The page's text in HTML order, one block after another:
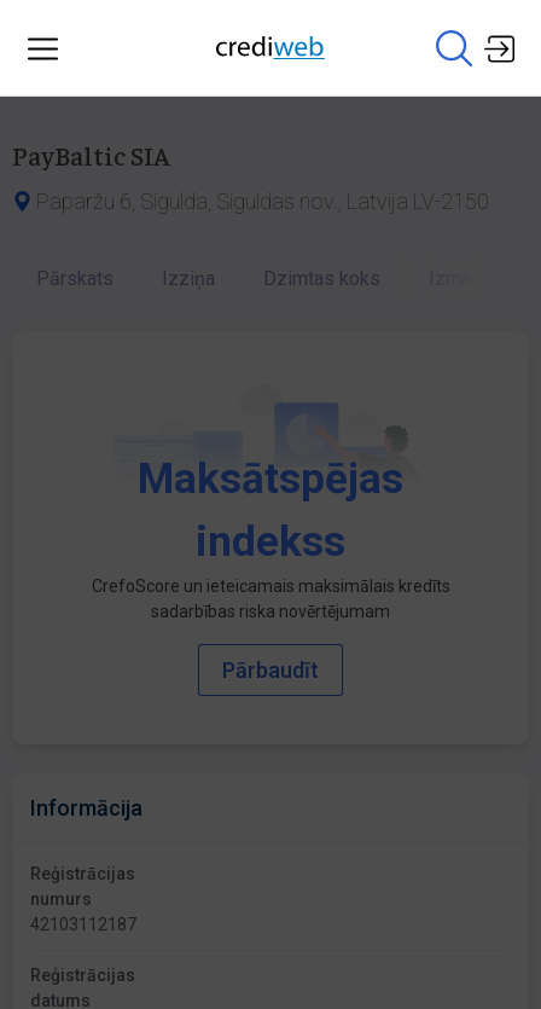
PayBaltic SIA
Paparžu 6, Sigulda, Siguldas nov., Latvija LV-2150
Pārskats Izziņa Dzimtas koks
Maksātspējas
indekss
CrefoScore un ieteicamais maksimālais kredīts
sadarbības riska novērtējumam
Pārbaudīt
Informācija
Reģistrācijas
numurs
42103112187
Reģistrācijas
datums